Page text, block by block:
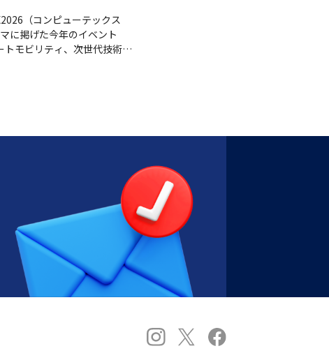
（コンピューテックス
に掲げた今年のイベント
トモビリティ、次世代技術を
プ、産業専門家…